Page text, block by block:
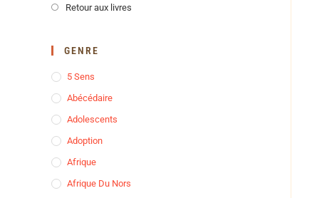
Retour aux livres
GENRE
5 Sens
Abécédaire
Adolescents
Adoption
Afrique
Afrique Du Nors